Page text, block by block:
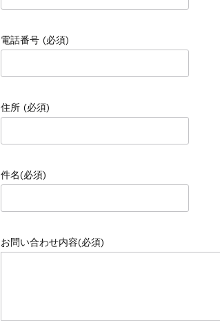
電話番号 (必須)
住所 (必須)
件名(必須)
お問い合わせ内容(必須)